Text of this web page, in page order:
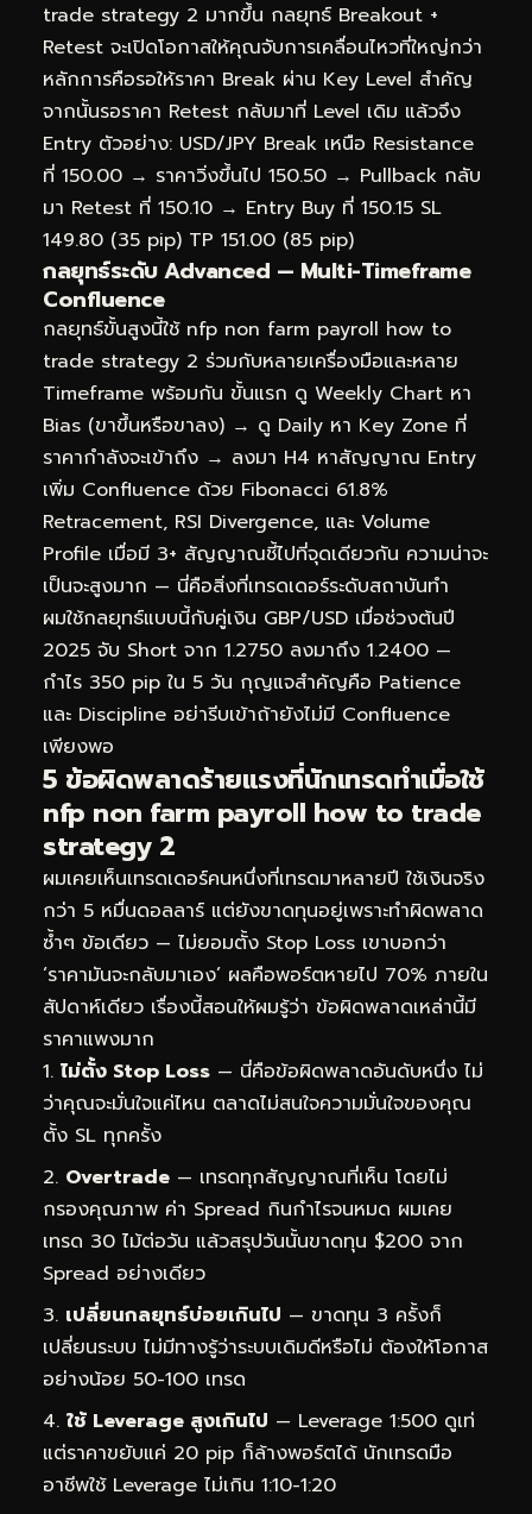
trade strategy 2 มากขึ้น กลยุทธ์ Breakout +
Retest จะเปิดโอกาสให้คุณจับการเคลื่อนไหวที่ใหญ่กว่า
หลักการคือรอให้ราคา Break ผ่าน Key Level สำคัญ
จากนั้นรอราคา Retest กลับมาที่ Level เดิม แล้วจึง
Entry ตัวอย่าง: USD/JPY Break เหนือ Resistance
ที่ 150.00 → ราคาวิ่งขึ้นไป 150.50 → Pullback กลับ
มา Retest ที่ 150.10 → Entry Buy ที่ 150.15 SL
149.80 (35 pip) TP 151.00 (85 pip)
กลยุทธ์ระดับ Advanced — Multi-Timeframe
Confluence
กลยุทธ์ขั้นสูงนี้ใช้ nfp non farm payroll how to
trade strategy 2 ร่วมกับหลายเครื่องมือและหลาย
Timeframe พร้อมกัน ขั้นแรก ดู Weekly Chart หา
Bias (ขาขึ้นหรือขาลง) → ดู Daily หา Key Zone ที่
ราคากำลังจะเข้าถึง → ลงมา H4 หาสัญญาณ Entry
เพิ่ม Confluence ด้วย Fibonacci 61.8%
Retracement, RSI Divergence, และ Volume
Profile เมื่อมี 3+ สัญญาณชี้ไปที่จุดเดียวกัน ความน่าจะ
เป็นจะสูงมาก — นี่คือสิ่งที่เทรดเดอร์ระดับสถาบันทำ
ผมใช้กลยุทธ์แบบนี้กับคู่เงิน GBP/USD เมื่อช่วงต้นปี
2025 จับ Short จาก 1.2750 ลงมาถึง 1.2400 —
กำไร 350 pip ใน 5 วัน กุญแจสำคัญคือ Patience
และ Discipline อย่ารีบเข้าถ้ายังไม่มี Confluence
เพียงพอ
5 ข้อผิดพลาดร้ายแรงที่นักเทรดทำเมื่อใช้
nfp non farm payroll how to trade
strategy 2
ผมเคยเห็นเทรดเดอร์คนหนึ่งที่เทรดมาหลายปี ใช้เงินจริง
กว่า 5 หมื่นดอลลาร์ แต่ยังขาดทุนอยู่เพราะทำผิดพลาด
ซ้ำๆ ข้อเดียว — ไม่ยอมตั้ง Stop Loss เขาบอกว่า
‘ราคามันจะกลับมาเอง’ ผลคือพอร์ตหายไป 70% ภายใน
สัปดาห์เดียว เรื่องนี้สอนให้ผมรู้ว่า ข้อผิดพลาดเหล่านี้มี
ราคาแพงมาก
ไม่ตั้ง Stop Loss — นี่คือข้อผิดพลาดอันดับหนึ่ง ไม่
ว่าคุณจะมั่นใจแค่ไหน ตลาดไม่สนใจความมั่นใจของคุณ
ตั้ง SL ทุกครั้ง
Overtrade — เทรดทุกสัญญาณที่เห็น โดยไม่
กรองคุณภาพ ค่า Spread กินกำไรจนหมด ผมเคย
เทรด 30 ไม้ต่อวัน แล้วสรุปวันนั้นขาดทุน $200 จาก
Spread อย่างเดียว
เปลี่ยนกลยุทธ์บ่อยเกินไป — ขาดทุน 3 ครั้งก็
เปลี่ยนระบบ ไม่มีทางรู้ว่าระบบเดิมดีหรือไม่ ต้องให้โอกาส
อย่างน้อย 50-100 เทรด
ใช้ Leverage สูงเกินไป — Leverage 1:500 ดูเท่
แต่ราคาขยับแค่ 20 pip ก็ล้างพอร์ตได้ นักเทรดมือ
อาชีพใช้ Leverage ไม่เกิน 1:10-1:20